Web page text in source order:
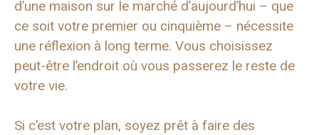
d’une maison sur le marché d’aujourd’hui – que
ce soit votre premier ou cinquième – nécessite
une réflexion à long terme. Vous choisissez
peut-être l’endroit où vous passerez le reste de
votre vie.
Si c’est votre plan, soyez prêt à faire des